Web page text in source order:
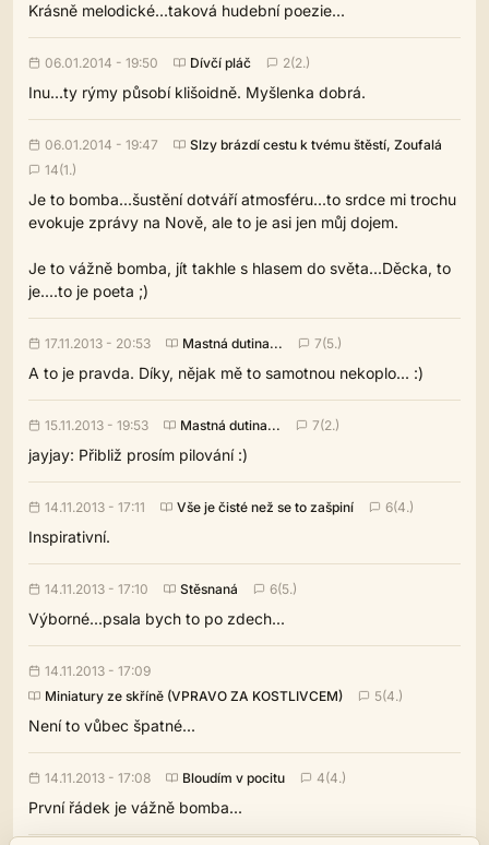
Krásně melodické...taková hudební poezie...
06.01.2014 - 19:50 Dívčí pláč 2(2.)
Inu...ty rýmy působí klišoidně. Myšlenka dobrá.
06.01.2014 - 19:47
Slzy brázdí cestu k tvému štěstí, Zoufalá
14(1.)
Je to bomba...šustění dotváří atmosféru...to srdce mi trochu
evokuje zprávy na Nově, ale to je asi jen můj dojem.
Je to vážně bomba, jít takhle s hlasem do světa...Děcka, to
je....to je poeta ;)
17.11.2013 - 20:53 Mastná dutina... 7(5.)
A to je pravda. Díky, nějak mě to samotnou nekoplo... :)
15.11.2013 - 19:53 Mastná dutina... 7(2.)
jayjay: Přibliž prosím pilování :)
14.11.2013 - 17:11 Vše je čisté než se to zašpiní 6(4.)
Inspirativní.
14.11.2013 - 17:10 Stěsnaná 6(5.)
Výborné...psala bych to po zdech...
14.11.2013 - 17:09
Miniatury ze skříně (VPRAVO ZA KOSTLIVCEM)
5(4.)
Není to vůbec špatné...
14.11.2013 - 17:08 Bloudím v pocitu 4(4.)
První řádek je vážně bomba...